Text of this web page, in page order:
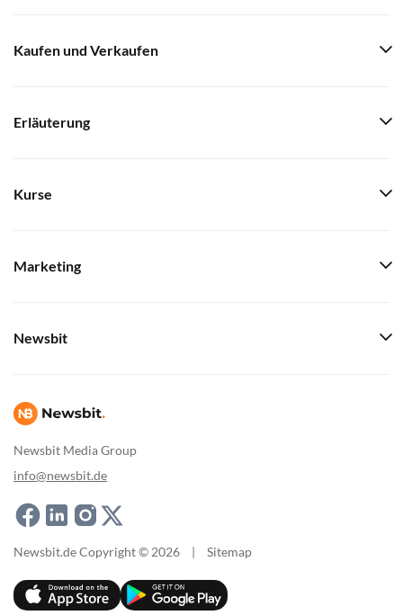
Newsbit Media Group
info@newsbit.de
Kaufen und Verkaufen
Erläuterung
Kurse
Marketing
Newsbit
Newsbit.de Copyright © 2026 | Sitemap